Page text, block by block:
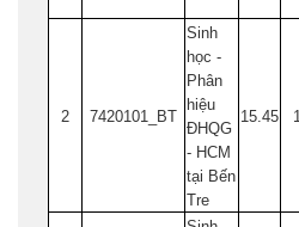
2 7420101_BT
Sinh
học -
Phân
hiệu
ĐHQG
- HCM
tại Bến
Tre
15.45